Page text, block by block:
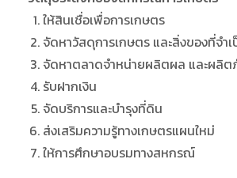
ให้สินเชื่อเพื่อการเกษตร
จัดหาวัสดุการเกษตร และสิ่งของที่จำ
จัดหาตลาดจำหน่ายผลิตผล และผลิ
รับฝากเงิน
จัดบริการและบำรุงที่ดิน
ส่งเสริมความรู้ทางเกษตรแผนใหม่
ให้การศึกษาอบรมทางสหกรณ์